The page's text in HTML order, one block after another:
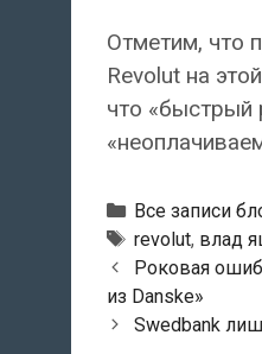
Отметим, что
Revolut на
что «быстрый
Рубрики
Все записи
Тэги
revolut, влад
Навигация
по
записям
Роковая
из Danske»
Swedbank